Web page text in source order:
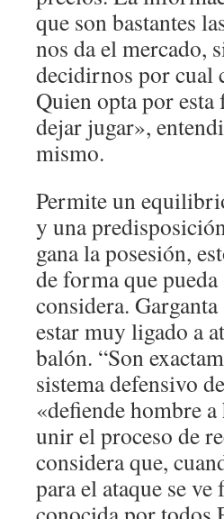
que son bastantes
nos da el mercado,
decidirnos por cual
Quien opta por esta
dejar jugar»,
mismo.
Permite un
y una
gana la posesión,
de forma que
considera.
estar muy ligado a
balón. “Son
sistema defensivo
«defiende hombre
unir el proceso de
considera que,
para el ataque se